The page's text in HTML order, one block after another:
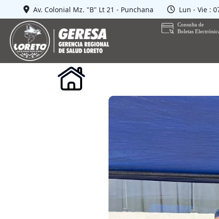
Av. Colonial Mz. "B" Lt 21 - Punchana Lun - Vie :